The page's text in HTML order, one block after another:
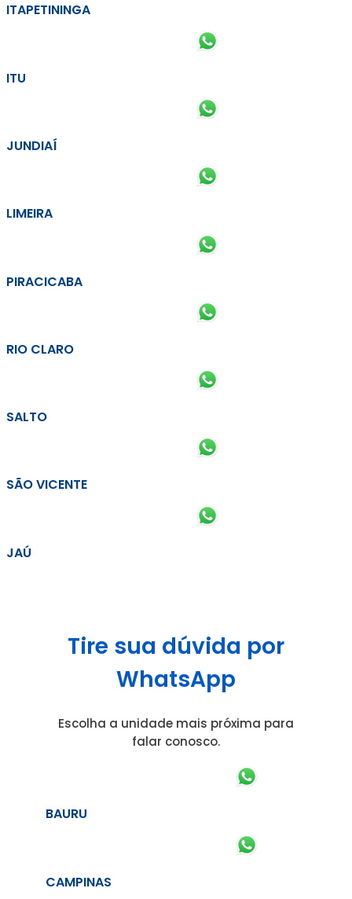
ITAPETININGA
ITU
JUNDIAÍ
LIMEIRA
PIRACICABA
RIO CLARO
SALTO
SÃO VICENTE
JAÚ
Tire sua dúvida por
WhatsApp
Escolha a unidade mais próxima para
falar conosco.
BAURU
CAMPINAS